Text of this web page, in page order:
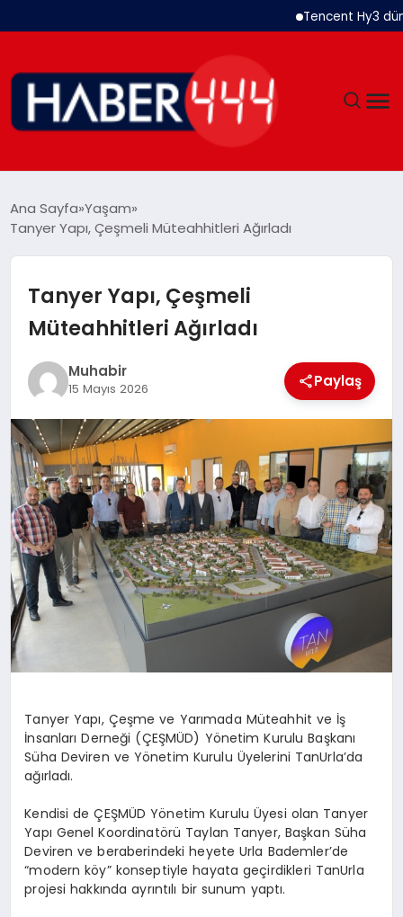
Tencent Hy3 dünya
SIYASET
DÜNYA
EKONOMI
SPOR
TEKNOLOJI
MAGAZIN
EGITIM
YAŞAM
Ana Sayfa Yaşam
Tanyer Yapı, Çeşmeli Müteahhitleri Ağırladı
Tanyer Yapı, Çeşmeli
Müteahhitleri Ağırladı
Muhabir
15 Mayıs 2026 Paylaş
Tanyer Yapı, Çeşme ve Yarımada Müteahhit ve İş
İnsanları Derneği (ÇEŞMÜD) Yönetim Kurulu Başkanı
Süha Deviren ve Yönetim Kurulu Üyelerini TanUrla’da
ağırladı.
Kendisi de ÇEŞMÜD Yönetim Kurulu Üyesi olan Tanyer
Yapı Genel Koordinatörü Taylan Tanyer, Başkan Süha
Deviren ve beraberindeki heyete Urla Bademler’de
“modern köy” konseptiyle hayata geçirdikleri TanUrla
projesi hakkında ayrıntılı bir sunum yaptı.